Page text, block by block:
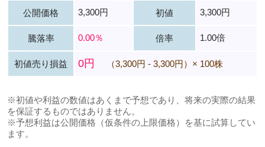
公開価格 3,300円 初値 3,300円
騰落率 0.00％ 倍率 1.00倍
初値売り損益 0円 （3,300円 - 3,300円）× 100株
※初値や利益の数値はあくまで予想であり、将来の実際の結果
を保証するものではありません。
※予想利益は公開価格（仮条件の上限価格）を基に試算してい
ます。